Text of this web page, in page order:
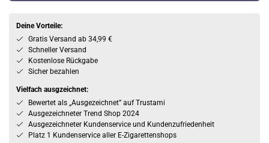
Deine Vorteile:
Gratis Versand ab 34,99 €
Schneller Versand
Kostenlose Rückgabe
Sicher bezahlen
Vielfach ausgzeichnet:
Bewertet als „Ausgezeichnet” auf Trustami
Ausgezeichneter Trend Shop 2024
Ausgezeichneter Kundenservice und Kundenzufriedenheit
Platz 1 Kundenservice aller E-Zigarettenshops